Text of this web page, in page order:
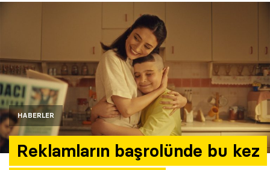
HABERLER
Reklamların başrolünde bu kez